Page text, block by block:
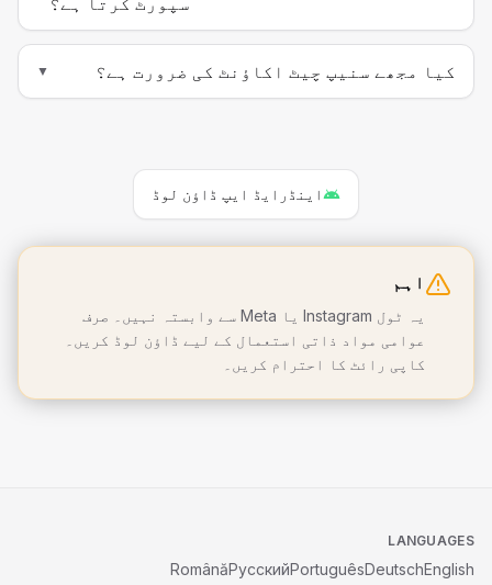
کیا مجھے سنیپ چیٹ اکاؤنٹ کی ضرورت ہے؟ ▼
اینڈرایڈ ایپ ڈاؤن لوڈ
اہم
یہ ٹول Instagram یا Meta سے وابستہ نہیں۔ صرف
عوامی مواد ذاتی استعمال کے لیے ڈاؤن لوڈ کریں۔
کاپی رائٹ کا احترام کریں۔
LANGUAGES
English
Deutsch
Português
Русский
Română